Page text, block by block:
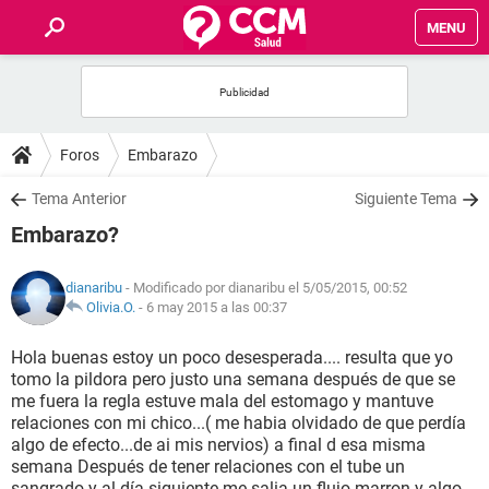
MENU
FOROS
SALUD
NUTRICIÓN
BIENESTAR
SEXUALIDAD
GLOSARIO
Foros Embarazo
Tema Anterior Siguiente Tema
Embarazo?
dianaribu - Modificado por dianaribu el 5/05/2015, 00:52
Olivia.O. - 6 may 2015 a las 00:37
Hola buenas estoy un poco desesperada.... resulta que yo
tomo la pildora pero justo una semana después de que se
me fuera la regla estuve mala del estomago y mantuve
relaciones con mi chico...( me habia olvidado de que perdía
algo de efecto...de ai mis nervios) a final d esa misma
semana Después de tener relaciones con el tube un